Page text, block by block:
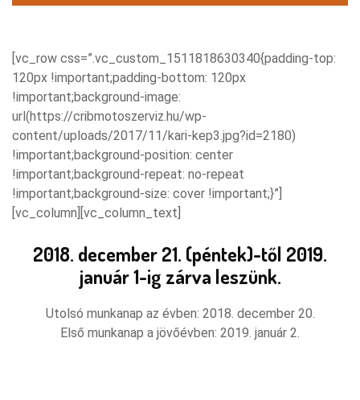
[vc_row css=”.vc_custom_1511818630340{padding-top:
120px !important;padding-bottom: 120px
!important;background-image:
url(https://cribmotoszerviz.hu/wp-
content/uploads/2017/11/kari-kep3.jpg?id=2180)
!important;background-position: center
!important;background-repeat: no-repeat
!important;background-size: cover !important;}”]
[vc_column][vc_column_text]
2018. december 21. (péntek)-től 2019.
január 1-ig zárva leszünk.
Utolsó munkanap az évben: 2018. december 20.
Első munkanap a jövőévben: 2019. január 2.